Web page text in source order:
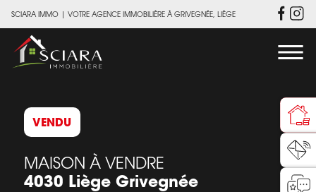
SCIARA IMMO | VOTRE AGENCE IMMOBILIÈRE À GRIVEGNÉE, LIÈGE
VENDU
MAISON À VENDRE
4030 Liège Grivegnée